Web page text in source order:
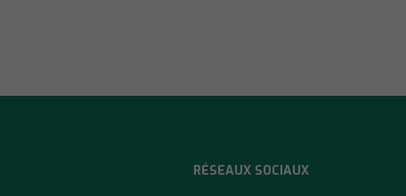
RÉSEAUX SOCIAUX